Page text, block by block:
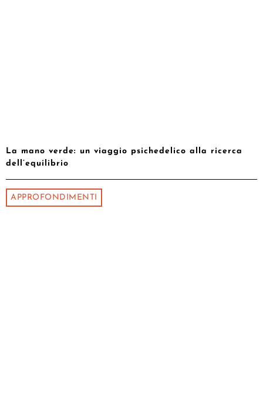
La mano verde: un viaggio psichedelico alla ricerca
dell’equilibrio
APPROFONDIMENTI